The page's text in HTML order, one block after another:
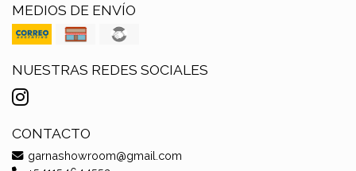
MEDIOS DE ENVÍO
NUESTRAS REDES SOCIALES
CONTACTO
garnashowroom@gmail.com